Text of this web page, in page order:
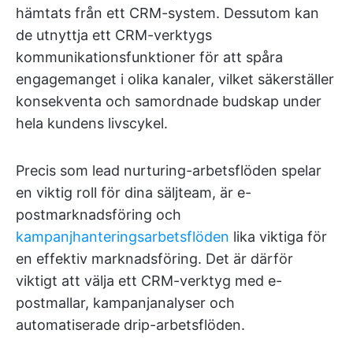
hämtats från ett CRM-system. Dessutom kan
de utnyttja ett CRM-verktygs
kommunikationsfunktioner för att spåra
engagemanget i olika kanaler, vilket säkerställer
konsekventa och samordnade budskap under
hela kundens livscykel.
Precis som lead nurturing-arbetsflöden spelar
en viktig roll för dina säljteam, är e-
postmarknadsföring och
kampanjhanteringsarbetsflöden lika viktiga för
en effektiv marknadsföring. Det är därför
viktigt att välja ett CRM-verktyg med e-
postmallar, kampanjanalyser och
automatiserade drip-arbetsflöden.